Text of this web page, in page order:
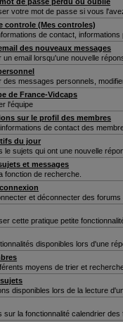
votre mot de passe si vous
controle (Mes controles)
de contact,
des nouveaux messages
email lorsqu'une nouvelle
des messages personnels,
de France-Vidcaps
l'équipe
sur le profil des membres
de contact des
du jour
le sujets qui ont une nouvelle
et messages
fonction de recherche.
et déconnecter des
cette pratique petite
disponibles lors d'une
moyens de trier et
disponibles lors de la lecture
sur la fonctionnalité calendrier des